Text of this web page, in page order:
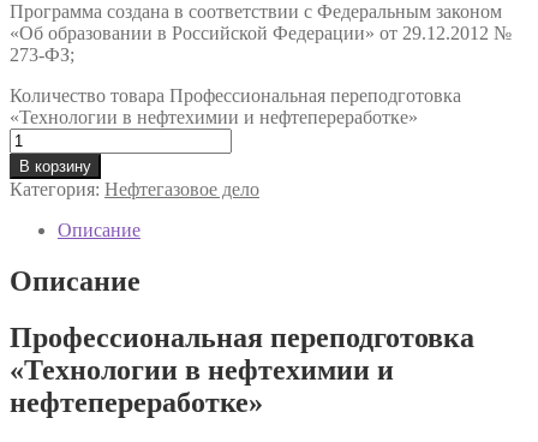
Программа создана в соответствии с Федеральным законом
«Об образовании в Российской Федерации» от 29.12.2012 №
273-ФЗ;
Количество товара Профессиональная переподготовка
«Технологии в нефтехимии и нефтепереработке»
В корзину
Категория: Нефтегазовое дело
Описание
Описание
Профессиональная переподготовка
«Технологии в нефтехимии и
нефтепереработке»